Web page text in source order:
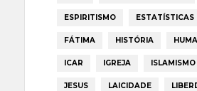
ESPIRITISMO ESTATÍSTICAS
FÁTIMA HISTÓRIA
ICAR IGREJA ISLAMISMO
JESUS LAICIDADE